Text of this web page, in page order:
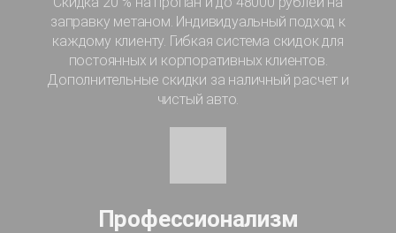
заправку метаном. Индивидуальный подход к
каждому клиенту. Гибкая система скидок для
постоянных и корпоративных клиентов.
Дополнительные скидки за наличный расчет и
чистый авто.
Профессионализм